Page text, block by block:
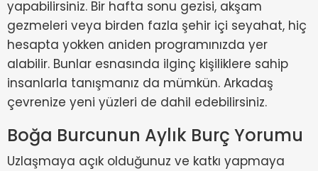
yapabilirsiniz. Bir hafta sonu gezisi, akşam
gezmeleri veya birden fazla şehir içi seyahat, hiç
hesapta yokken aniden programınızda yer
alabilir. Bunlar esnasında ilginç kişiliklere sahip
insanlarla tanışmanız da mümkün. Arkadaş
çevrenize yeni yüzleri de dahil edebilirsiniz.
Boğa Burcunun Aylık Burç Yorumu
Uzlaşmaya açık olduğunuz ve katkı yapmaya